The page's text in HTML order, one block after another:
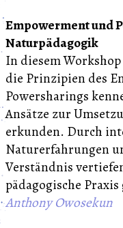
Empowerment und
Naturpädagogik
In diesem
die Prinzipien des
Powersharings
Ansätze zur
erkunden. Durch
Naturerfahrungen
Verständnis
pädagogische
Anthony Owosekun